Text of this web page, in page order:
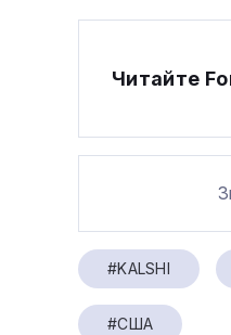
Читайте
#KALSHI
#США